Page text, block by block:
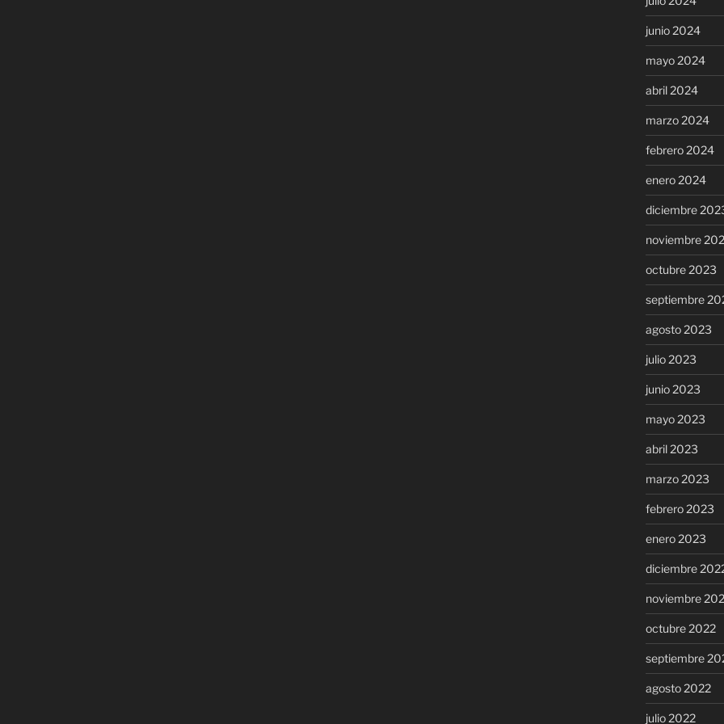
junio 2024
mayo 2024
abril 2024
marzo 2024
febrero 2024
enero 2024
diciembre
noviembre
octubre 2023
septiembre
agosto 2023
julio 2023
junio 2023
mayo 2023
abril 2023
marzo 2023
febrero 2023
enero 2023
diciembre
noviembre
octubre 2022
septiembre
agosto 2022
julio 2022